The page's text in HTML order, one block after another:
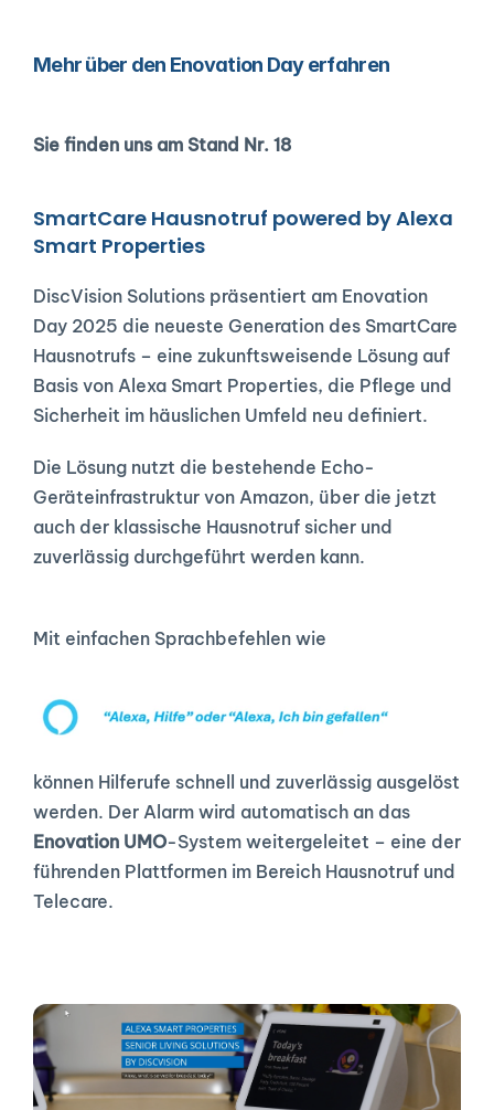
Mehr über den Enovation Day erfahren
Sie finden uns am Stand Nr. 18
SmartCare Hausnotruf powered by Alexa
Smart Properties
DiscVision Solutions präsentiert am Enovation
Day 2025 die neueste Generation des SmartCare
Hausnotrufs – eine zukunftsweisende Lösung auf
Basis von Alexa Smart Properties, die Pflege und
Sicherheit im häuslichen Umfeld neu definiert.
Die Lösung nutzt die bestehende Echo-
Geräteinfrastruktur von Amazon, über die jetzt
auch der klassische Hausnotruf sicher und
zuverlässig durchgeführt werden kann.
Mit einfachen Sprachbefehlen wie
können Hilferufe schnell und zuverlässig ausgelöst
Enovation UMO-System weitergeleitet – eine der
führenden Plattformen im Bereich Hausnotruf und
Telecare.